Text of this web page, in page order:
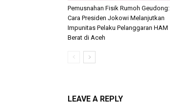
Pemusnahan Fisik Rumoh Geudong:
Cara Presiden Jokowi Melanjutkan
Impunitas Pelaku Pelanggaran HAM
Berat di Aceh
LEAVE A REPLY